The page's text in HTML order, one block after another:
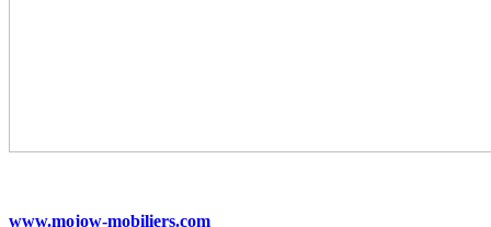
www.mojow-mobiliers.com